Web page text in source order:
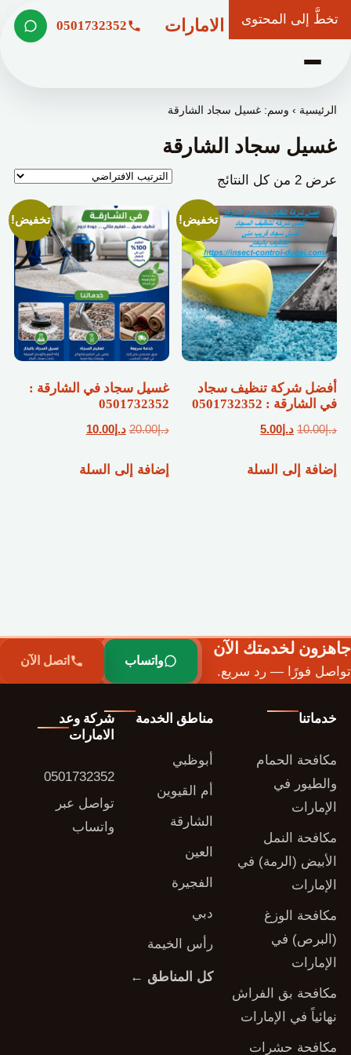
تخطَّ إلى المحتوى
شركة وعد الامارات 0501732352
الرئيسية ›وسم: غسيل سجاد الشارقة
غسيل سجاد الشارقة
عرض ⁦2⁩ من كل النتائج
تخفيض!
أفضل شركة تنظيف سجاد
في الشارقة : 0501732352
د.إ10.00 السعر
هو:
د.إ 5.00السعر
هو:
إضافة إلى السلة
تخفيض!
غسيل سجاد في الشارقة :
0501732352
د.إ20.00 السعر
هو:
د.إ10.00
هو:
إضافة إلى السلة
جاهزون لخدمتك الآن
تواصل فورًا — رد سريع.
واتساب اتصل الآن
خدماتنا
مكافحة الحمام
والطيور في
الإمارات
مكافحة النمل
الأبيض (الرمة) في
الإمارات
مكافحة الوزغ
(البرص) في
الإمارات
مكافحة بق الفراش
نهائياً في الإمارات
مكافحة حشرات
مناطق الخدمة
أبوظبي
أم القيوين
الشارقة
العين
الفجيرة
دبي
رأس الخيمة
كل المناطق ←
شركة وعد
الامارات
0501732352
تواصل عبر
واتساب